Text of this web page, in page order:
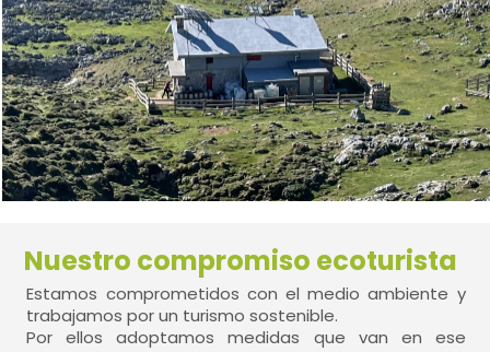
Nuestro compromiso ecoturista
Estamos comprometidos con el medio ambiente y
trabajamos por un turismo sostenible.
Por ellos adoptamos medidas que van en ese